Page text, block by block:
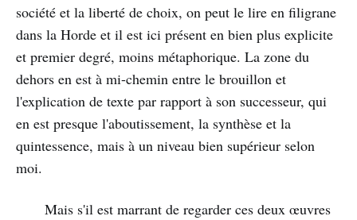
société et la liberté de choix, on peut le lire en filigrane
dans la Horde et il est ici présent en bien plus explicite
et premier degré, moins métaphorique. La zone du
dehors en est à mi-chemin entre le brouillon et
l'explication de texte par rapport à son successeur, qui
en est presque l'aboutissement, la synthèse et la
quintessence, mais à un niveau bien supérieur selon
moi.
Mais s'il est marrant de regarder ces deux œuvres